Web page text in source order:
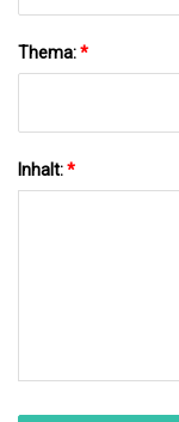
Thema:*
Inhalt:*